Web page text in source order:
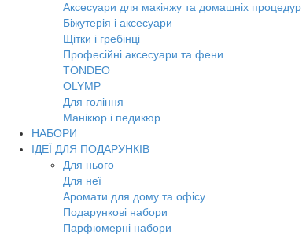
Аксесуари для макіяжу та домашніх процедур
Біжутерія і аксесуари
Щітки і гребінці
Професійні аксесуари та фени
TONDEO
OLYMP
Для гоління
Манікюр і педикюр
НАБОРИ
ІДЕЇ ДЛЯ ПОДАРУНКІВ
Для нього
Для неї
Аромати для дому та офісу
Подарункові набори
Парфюмерні набори